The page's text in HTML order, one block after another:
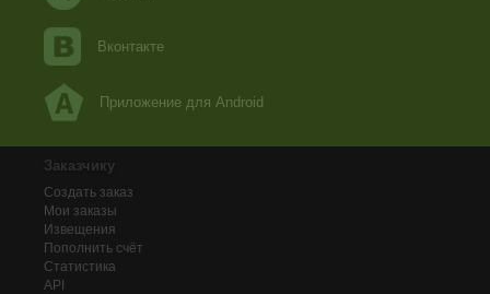
Вконтакте
Приложение для Android
Заказчику
Создать заказ
Мои заказы
Извещения
Пополнить счёт
Статистика
API